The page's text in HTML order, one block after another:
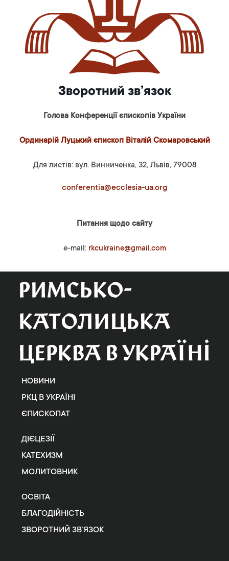
Зворотний зв’язок
Голова Конференції єпископів України
Ординарій Луцький єпископ Віталій Скомаровський
Для листів: вул. Винниченка, 32, Львів, 79008
conferentia@ecclesia-ua.org
Питання щодо сайту
e-mail: rkcukraine@gmail.com
НОВИНИ
РКЦ В УКРАЇНІ
ЄПИСКОПАТ
ДІЄЦЕЗІЇ
КАТЕХИЗМ
МОЛИТОВНИК
ОСВІТА
БЛАГОДІЙНІСТЬ
ЗВОРОТНИЙ ЗВ’ЯЗОК